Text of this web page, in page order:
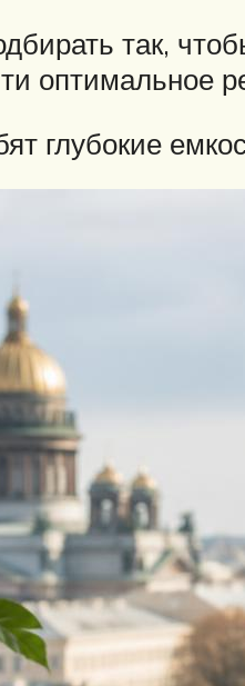
так,
оптимальное
глубокие